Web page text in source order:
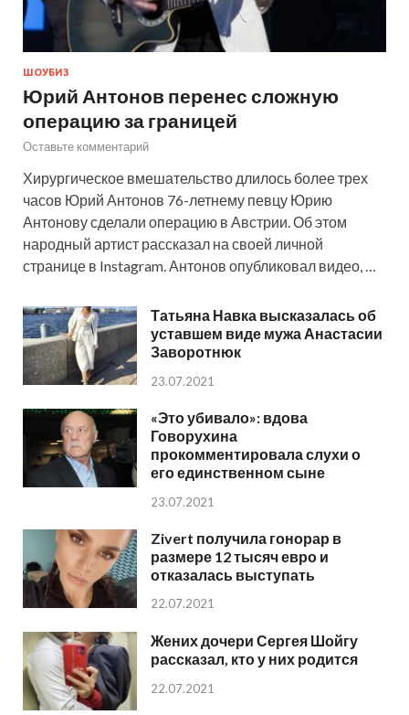
ШОУБИЗ
Юрий Антонов перенес сложную
операцию за границей
Оставьте комментарий
Хирургическое вмешательство длилось более трех
часов Юрий Антонов 76-летнему певцу Юрию
Антонову сделали операцию в Австрии. Об этом
народный артист рассказал на своей личной
странице в Instagram. Антонов опубликовал видео, …
Татьяна Навка высказалась об
уставшем виде мужа Анастасии
Заворотнюк
23.07.2021
«Это убивало»: вдова
Говорухина
прокомментировала слухи о
его единственном сыне
23.07.2021
Zivert получила гонорар в
размере 12 тысяч евро и
отказалась выступать
22.07.2021
Жених дочери Сергея Шойгу
рассказал, кто у них родится
22.07.2021